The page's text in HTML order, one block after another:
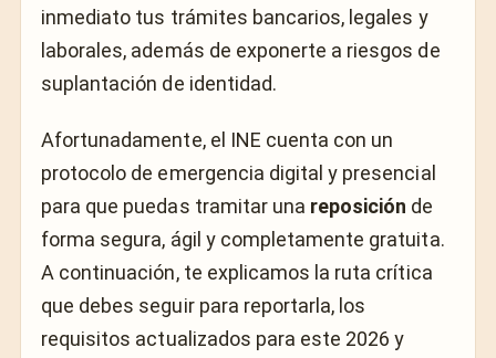
inmediato tus trámites bancarios, legales y
laborales, además de exponerte a riesgos de
suplantación de identidad.
Afortunadamente, el INE cuenta con un
protocolo de emergencia digital y presencial
para que puedas tramitar una reposición de
forma segura, ágil y completamente gratuita.
A continuación, te explicamos la ruta crítica
que debes seguir para reportarla, los
requisitos actualizados para este 2026 y